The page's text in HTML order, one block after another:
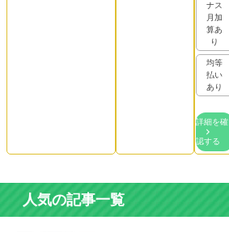
ナス
月加
算あ
り
均等
払い
あり
詳細を確
認する
人気の記事一覧